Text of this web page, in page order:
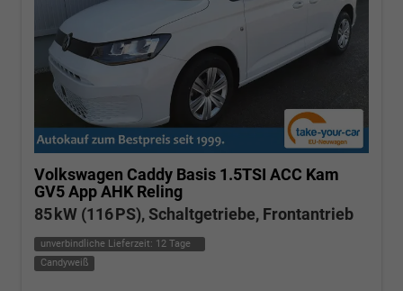
Volkswagen Caddy Basis 1.5TSI ACC Kam
GV5 App AHK Reling
85 kW (116 PS), Schaltgetriebe, Frontantrieb
unverbindliche Lieferzeit: 12 Tage
Candyweiß